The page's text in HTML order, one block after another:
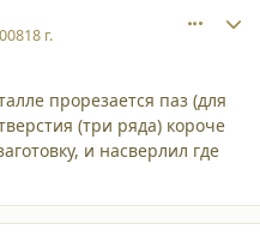
18 г.
прорезается паз (для
(три ряда) короче
и насверлил где